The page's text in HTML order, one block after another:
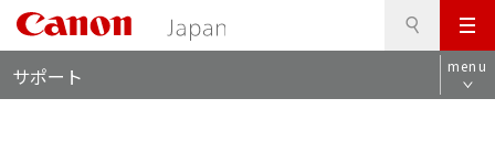
メ
ニ
ュ
サポート menu